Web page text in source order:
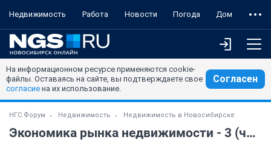
Недвижимость Работа Новости Погода Дом
На информационном ресурсе применяются cookie-
файлы. Оставаясь на сайте, вы подтверждаете свое
согласие на их использование.
Согласен
НГС.Форум Недвижимость Недвижимость в Новосибирске
Экономика рынка недвижимости - 3 (часть 8)